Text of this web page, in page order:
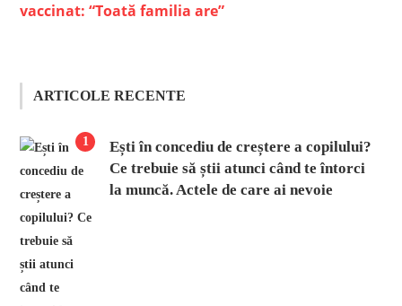
vaccinat: “Toată familia are”
ARTICOLE RECENTE
1
Ești în concediu de creștere a copilului?
Ce trebuie să știi atunci când te întorci
la muncă. Actele de care ai nevoie